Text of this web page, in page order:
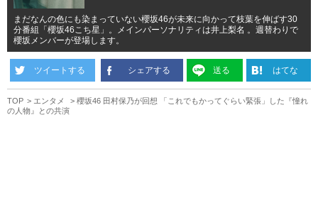
まだなんの色にも染まっていない櫻坂46が未来に向かって枝葉を伸ばす30
分番組「櫻坂46こち星」。メインパーソナリティは井上梨名 。週替わりで
櫻坂メンバーが登場します。
ツイートする シェアする 送る はてな
TOP エンタメ
櫻坂46 田村保乃が回想 「これでもかってぐらい緊張」した『憧れ
の人物』との共演